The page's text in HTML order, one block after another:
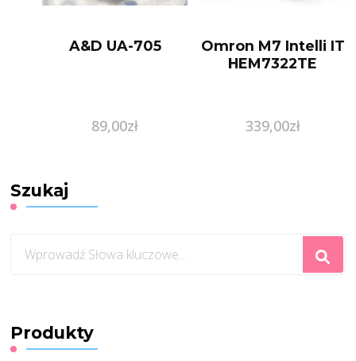
A&D UA-705
89,00zł
Omron M7 Intelli IT
HEM7322TE
339,00zł
Szukaj
czegoś?
Produkty